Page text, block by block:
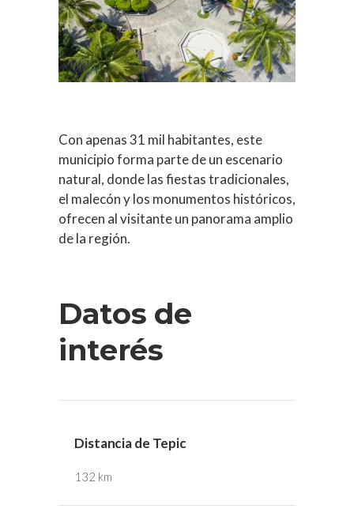
Con apenas 31 mil habitantes, este
municipio forma parte de un escenario
natural, donde las fiestas tradicionales,
el malecón y los monumentos históricos,
ofrecen al visitante un panorama amplio
de la región.
Datos de
interés
Distancia de Tepic
132 km